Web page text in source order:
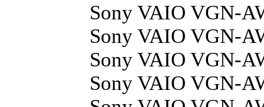
Sony VAIO VGN-
Sony VAIO VGN-
Sony VAIO VGN-
Sony VAIO VGN-